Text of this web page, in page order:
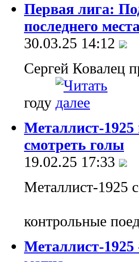
Первая лига:
последнего места
30.03.25 14:12
Сергей Ковалец
году
Металлист-1925
смотреть голы
19.02.25 17:33
Металлист-1925
контрольные
Металлист-